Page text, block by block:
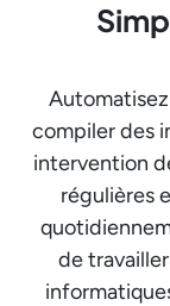
compiler des
intervention
régulières
de